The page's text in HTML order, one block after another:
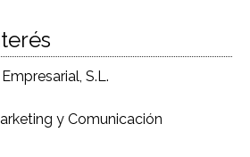
S.L.
y Comunicación